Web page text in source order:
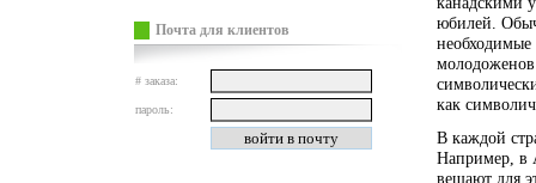
Почта для клиентов
# заказа:
пароль:
юбилей.
необходимые
как
В каждой
Например, в
вешают для